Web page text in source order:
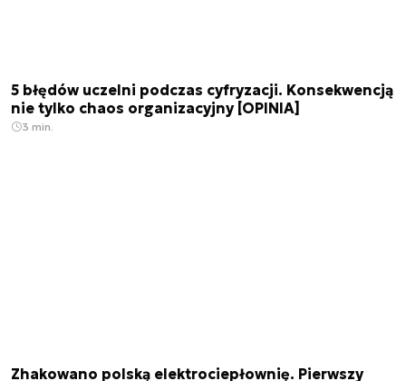
5 błędów uczelni podczas cyfryzacji. Konsekwencją
nie tylko chaos organizacyjny [OPINIA]
3 min.
Zhakowano polską elektrociepłownię. Pierwszy